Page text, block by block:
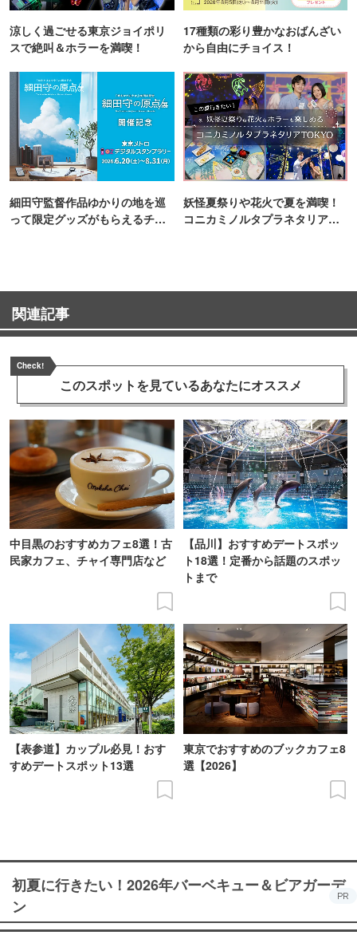
涼しく過ごせる東京ジョイポリ
スで絶叫＆ホラーを満喫！
17種類の彩り豊かなおばんざい
から自由にチョイス！
細田守監督作品ゆかりの地を巡
って限定グッズがもらえるチャ
妖怪夏祭りや花火で夏を満喫！
コニカミノルタプラネタリア
関連記事
Check!
このスポットを見ているあなたにオススメ
中目黒のおすすめカフェ8選！古
民家カフェ、チャイ専門店など
【品川】おすすめデートスポッ
ト18選！定番から話題のスポッ
トまで
【表参道】カップル必見！おす
すめデートスポット13選
東京でおすすめのブックカフェ8
選【2026】
初夏に行きたい！2026年バーベキュー＆ビアガーデ
ン
PR